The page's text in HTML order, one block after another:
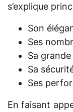
s’explique
Son
Ses
Sa
Sa
Ses
En faisant